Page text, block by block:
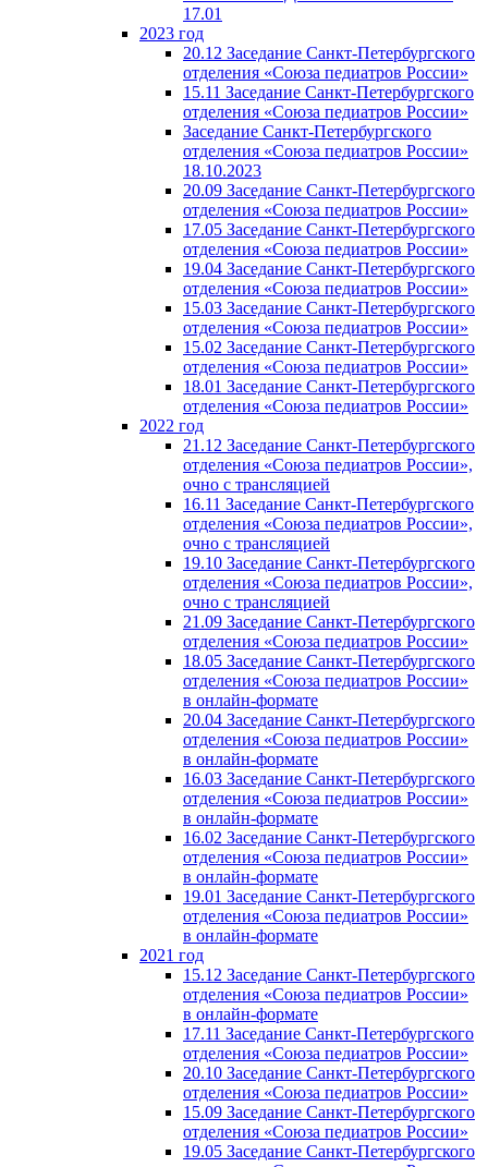
17.01
2023 год
20.12 Заседание Санкт-Петербургского
отделения «Союза педиатров России»
15.11 Заседание Санкт-Петербургского
отделения «Союза педиатров России»
Заседание Санкт-Петербургского
отделения «Союза педиатров России»
18.10.2023
20.09 Заседание Санкт-Петербургского
отделения «Союза педиатров России»
17.05 Заседание Санкт-Петербургского
отделения «Союза педиатров России»
19.04 Заседание Санкт-Петербургского
отделения «Союза педиатров России»
15.03 Заседание Санкт-Петербургского
отделения «Союза педиатров России»
15.02 Заседание Санкт-Петербургского
отделения «Союза педиатров России»
18.01 Заседание Санкт-Петербургского
отделения «Союза педиатров России»
2022 год
21.12 Заседание Санкт-Петербургского
отделения «Союза педиатров России»,
очно с трансляцией
16.11 Заседание Санкт-Петербургского
отделения «Союза педиатров России»,
очно с трансляцией
19.10 Заседание Санкт-Петербургского
отделения «Союза педиатров России»,
очно с трансляцией
21.09 Заседание Санкт-Петербургского
отделения «Союза педиатров России»
18.05 Заседание Санкт-Петербургского
отделения «Союза педиатров России»
в онлайн-формате
20.04 Заседание Санкт-Петербургского
отделения «Союза педиатров России»
в онлайн-формате
16.03 Заседание Санкт-Петербургского
отделения «Союза педиатров России»
в онлайн-формате
16.02 Заседание Санкт-Петербургского
отделения «Союза педиатров России»
в онлайн-формате
19.01 Заседание Санкт-Петербургского
отделения «Союза педиатров России»
в онлайн-формате
2021 год
15.12 Заседание Санкт-Петербургского
отделения «Союза педиатров России»
в онлайн-формате
17.11 Заседание Санкт-Петербургского
отделения «Союза педиатров России»
20.10 Заседание Санкт-Петербургского
отделения «Союза педиатров России»
15.09 Заседание Санкт-Петербургского
отделения «Союза педиатров России»
19.05 Заседание Санкт-Петербургского